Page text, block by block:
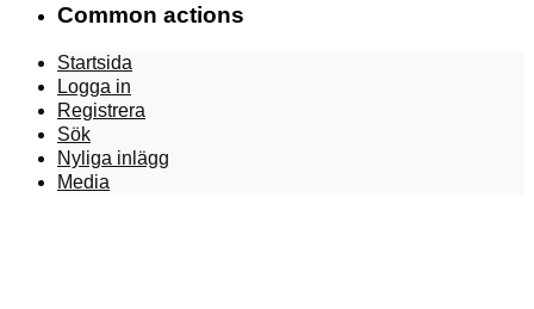
Common actions
Startsida
Logga in
Registrera
Sök
Nyliga inlägg
Media